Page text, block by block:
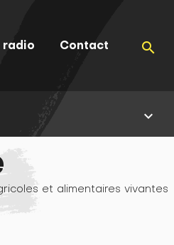
Contact search
keyboard_arrow_down
et alimentaires vivantes